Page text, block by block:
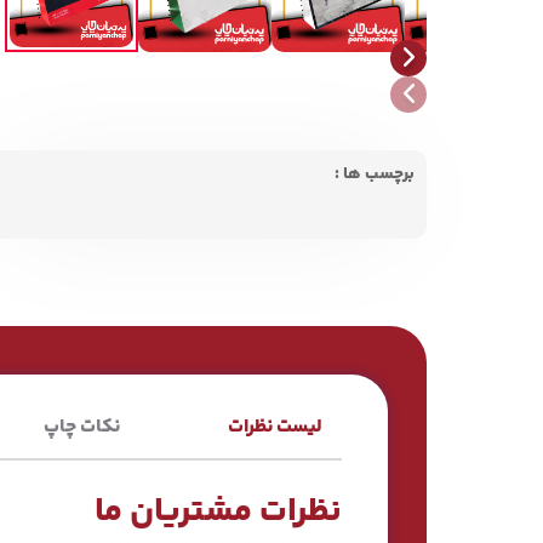
برچسب ها :
لیست نظرات نکات چاپ
نظرات مشتریان ما